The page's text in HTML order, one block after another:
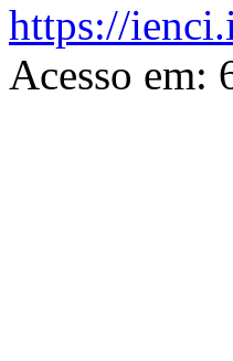
https://
Acesso em: